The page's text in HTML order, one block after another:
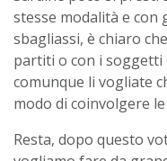
stesse modalità e con
sbagliassi, è chiaro
partiti o con i
comunque li vogliate
modo di coinvolgere
Resta, dopo questo